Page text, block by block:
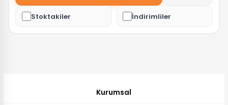
Stoktakiler İndirimliler
Kurumsal